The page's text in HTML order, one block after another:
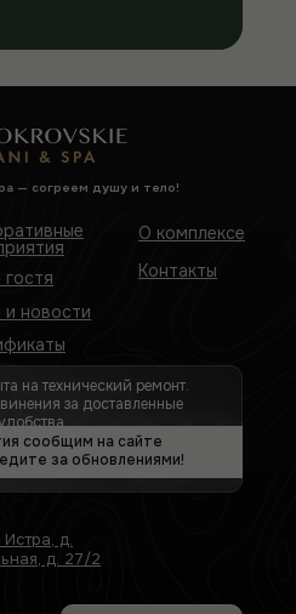
д.
д. 27/2
Контакты
и новости
О комплексе
гостя
— cогреем душу и тело!
женские дни
семейные дни
ВТ СР ЧТ ПТ
санитарный день
на технический ремонт.
за доставленные
сообщим на сайте
за обновлениями!